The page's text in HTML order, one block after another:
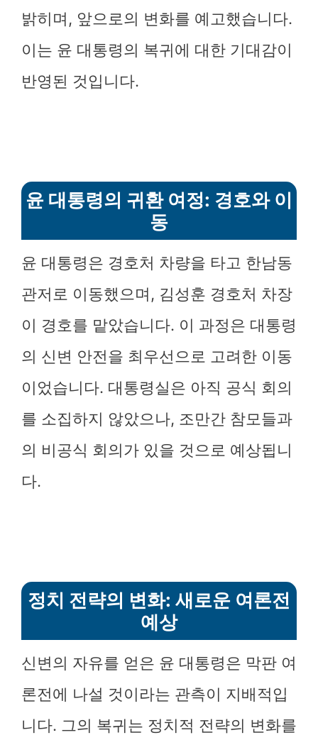
밝히며, 앞으로의 변화를 예고했습니다.
이는 윤 대통령의 복귀에 대한 기대감이
반영된 것입니다.
윤 대통령의 귀환 여정: 경호와 이
동
윤 대통령은 경호처 차량을 타고 한남동
관저로 이동했으며, 김성훈 경호처 차장
이 경호를 맡았습니다. 이 과정은 대통령
의 신변 안전을 최우선으로 고려한 이동
이었습니다. 대통령실은 아직 공식 회의
를 소집하지 않았으나, 조만간 참모들과
의 비공식 회의가 있을 것으로 예상됩니
다.
정치 전략의 변화: 새로운 여론전
예상
신변의 자유를 얻은 윤 대통령은 막판 여
론전에 나설 것이라는 관측이 지배적입
니다. 그의 복귀는 정치적 전략의 변화를